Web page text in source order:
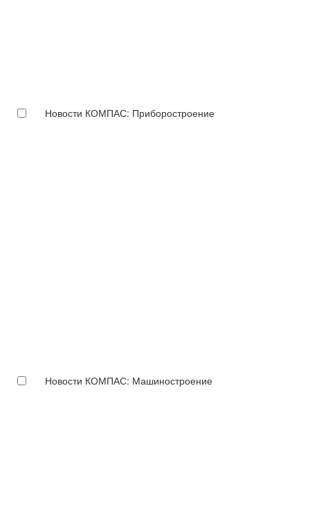
Новости КОМПАС: Приборостроение
Новости КОМПАС: Машиностроение